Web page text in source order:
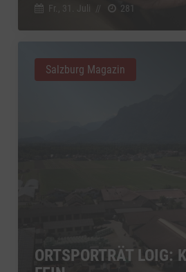
Fr., 31. Juli // 281
ORTSPORTRÄT LOIG:
Salzburg Magazin